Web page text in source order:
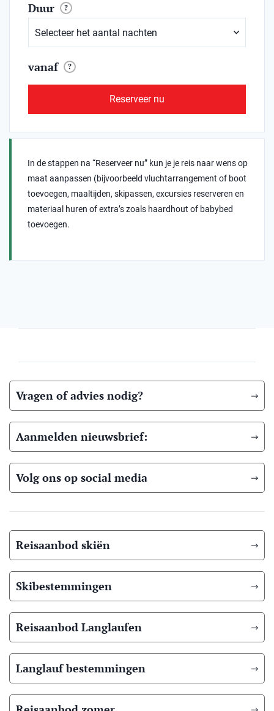
Duur ?
vanaf ?
Reserveer nu
In de stappen na “Reserveer nu” kun je je reis naar wens op
maat aanpassen (bijvoorbeeld vluchtarrangement of boot
toevoegen, maaltijden, skipassen, excursies reserveren en
materiaal huren of extra’s zoals haardhout of babybed
toevoegen.
Vragen of advies nodig?
Aanmelden nieuwsbrief:
Volg ons op social media
Reisaanbod skiën
Skibestemmingen
Reisaanbod Langlaufen
Langlauf bestemmingen